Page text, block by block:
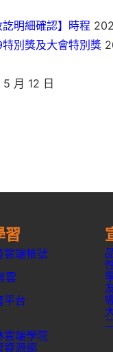
明細確認】時程
別獎及大會特別獎
月 12 日
習
雲端帳號
雲
平台
雲端學院
資源網